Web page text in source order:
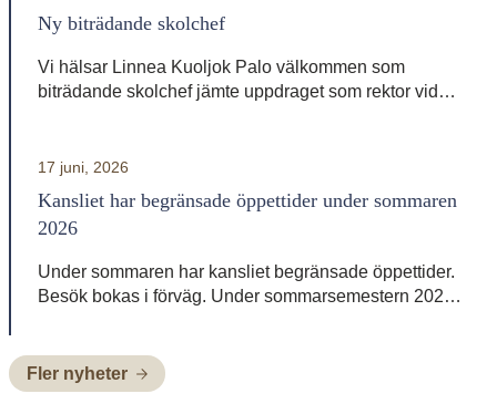
om tider för första skoldagen och annan praktisk
information inför terminsstarten. Vi ser fram […]
Ny biträdande skolchef
Vi hälsar Linnea Kuoljok Palo välkommen som
biträdande skolchef jämte uppdraget som rektor vid
17 juni, 2026
Kansliet har begränsade öppettider under sommaren
2026
Under sommaren har kansliet begränsade öppettider.
Besök bokas i förväg. Under sommarsemestern 2026
Charlotte Pittja träder in som tillförordnad skolchef 6
juli till och med 10 juli, Paulus Kuoljok träder in som
Fler nyheter